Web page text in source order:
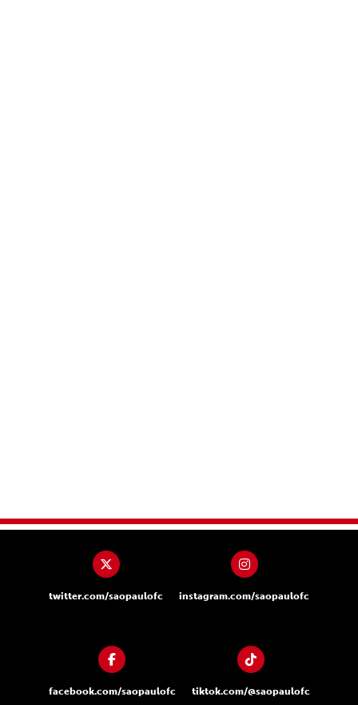
twitter.com/saopaulofc instagram.com/saopaulofc
facebook.com/saopaulofc tiktok.com/@saopaulofc